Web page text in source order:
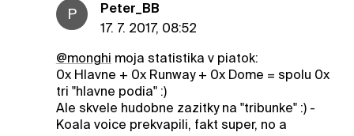
P
Peter_BB
17. 7. 2017, 08:52
@monghi moja statistika v piatok:
0x Hlavne + 0x Runway + 0x Dome = spolu 0x
tri "hlavne podia" :)
Ale skvele hudobne zazitky na "tribunke" :) -
Koala voice prekvapili, fakt super, no a